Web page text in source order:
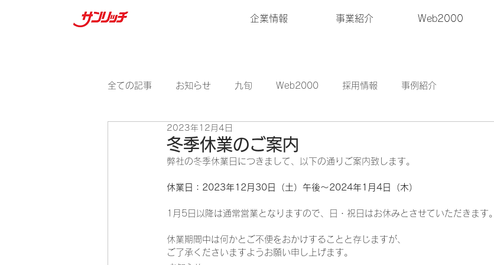
企業情報 事業紹介 Web2000
全ての記事 お知らせ 九旬 Web2000 採用情報 事例紹介
冬季休業のご案内
2023年12月4日
弊社の冬季休業日につきまして、以下の通りご案内致します。
休業日：2023年12月30日（土）午後～2024年1月4日（木）
1月5日以降は通常営業となりますので、日・祝日はお休みとさせていただきます。
休業期間中は何かとご不便をおかけすることと存じますが、
ご了承くださいますようお願い申し上げます。